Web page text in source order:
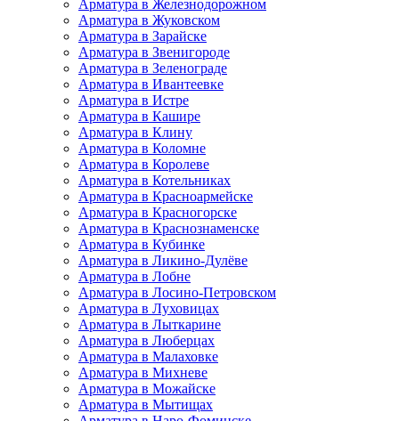
Арматура в Железнодорожном
Арматура в Жуковском
Арматура в Зарайске
Арматура в Звенигороде
Арматура в Зеленограде
Арматура в Ивантеевке
Арматура в Истре
Арматура в Кашире
Арматура в Клину
Арматура в Коломне
Арматура в Королеве
Арматура в Котельниках
Арматура в Красноармейске
Арматура в Красногорске
Арматура в Краснознаменске
Арматура в Кубинке
Арматура в Ликино-Дулёве
Арматура в Лобне
Арматура в Лосино-Петровском
Арматура в Луховицах
Арматура в Лыткарине
Арматура в Люберцах
Арматура в Малаховке
Арматура в Михневе
Арматура в Можайске
Арматура в Мытищах